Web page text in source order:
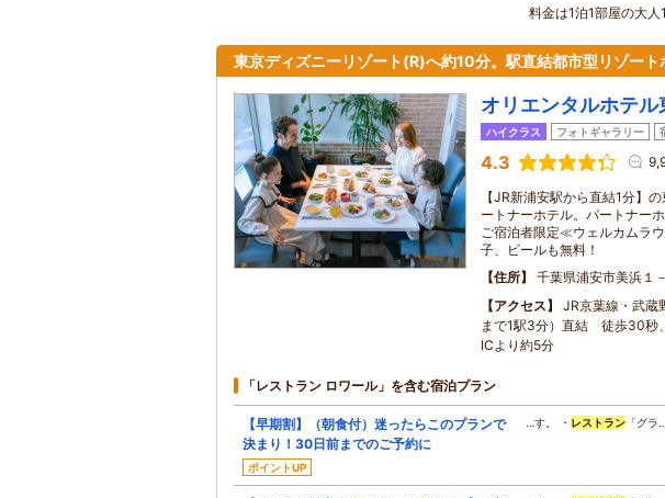
料金は1泊1部屋の大人
東京ディズニーリゾート(R)へ約10分。駅直結都市型リゾート
オリエンタルホテ
ハイクラス フォトギャラリー
4.3
【JR新浦安駅から直結1分】
ートナーホテル。パートナー
ご宿泊者限定≪ウェルカムラ
子、ビールも無料！
住所
千葉県浦安市美浜１
アクセス
JR京葉線・武蔵
まで1駅3分）直結 徒歩30秒
ICより約5分
「レストラン ロワール」を含む宿泊プラン
【早期割】（朝食付）迷ったらこのプランで
決まり！30日前までのご予約に
ポイントUP
…す。 ・ レストラン「グラ…